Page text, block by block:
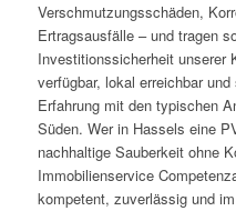
Verschmutzungsschäden,
Ertragsausfälle – und tragen
Investitionssicherheit unserer
verfügbar, lokal erreichbar
Erfahrung mit den typischen
Süden. Wer in Hassels eine
nachhaltige Sauberkeit ohne
Immobilienservice
kompetent, zuverlässig und